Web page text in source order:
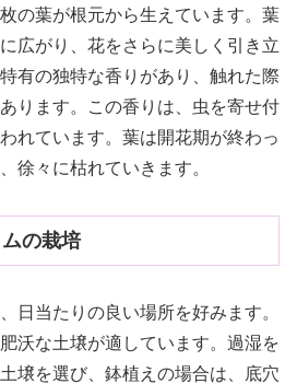
の葉が根元から生えています。葉
広がり、花をさらに美しく引き立
有の独特な香りがあり、触れた際
ります。この香りは、虫を寄せ付
れています。葉は開花期が終わっ
徐々に枯れていきます。
の栽培
日当たりの良い場所を好みます。
沃な土壌が適しています。過湿を
壌を選び、鉢植えの場合は、底穴